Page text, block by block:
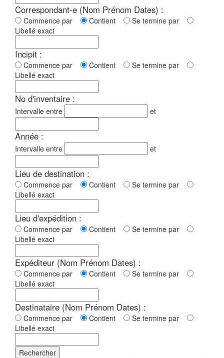
Correspondant-e (Nom Prénom Dates) :
Commence par Contient
Se termine par
Libellé exact
Incipit :
Commence par Contient
Se termine par
Libellé exact
No d'inventaire :
Intervalle entre et
Année :
Intervalle entre et
Lieu de destination :
Commence par Contient
Se termine par
Libellé exact
Lieu d'expédition :
Commence par Contient
Se termine par
Libellé exact
Expéditeur (Nom Prénom Dates) :
Commence par Contient
Se termine par
Libellé exact
Destinataire (Nom Prénom Dates) :
Commence par Contient
Se termine par
Libellé exact
Rechercher